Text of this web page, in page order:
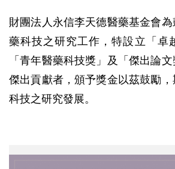
財團法人永信李天德醫藥基金會為
藥科技之研究工作，特設立「卓
「青年醫藥科技獎」及「傑出論
傑出貢獻者，頒予獎金以茲鼓勵
科技之研究發展。